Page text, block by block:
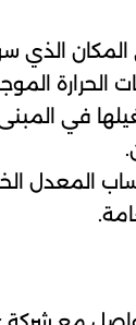
المكان
في
المعدل